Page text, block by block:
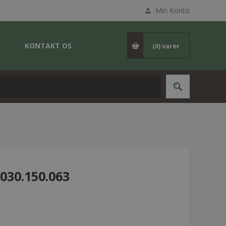
Min Konto
KONTAKT OS (0)varer